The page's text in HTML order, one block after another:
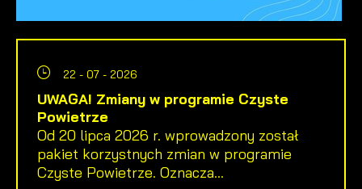
22 - 07 - 2026
UWAGA! Zmiany w programie Czyste
Powietrze
Od 20 lipca 2026 r. wprowadzony został
pakiet korzystnych zmian w programie
Czyste Powietrze. Oznacza...